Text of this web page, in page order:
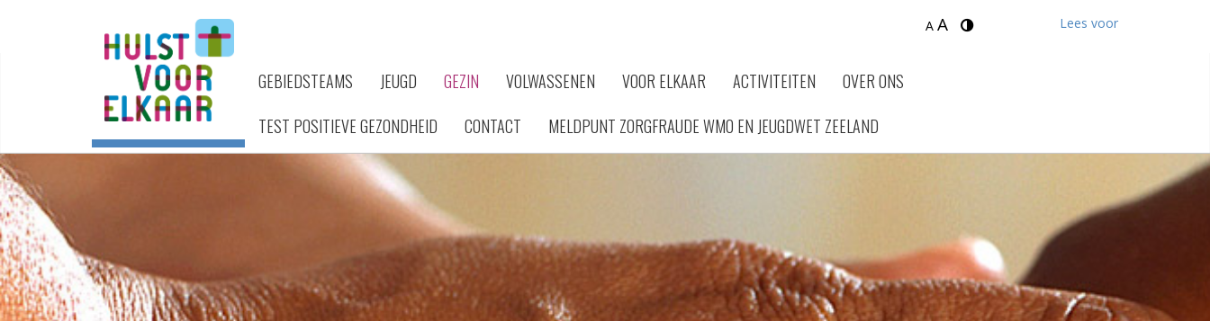
A A Lees voor
GEBIEDSTEAMS JEUGD GEZIN VOLWASSENEN VOOR ELKAAR ACTIVITEITEN
OVER ONS
TEST POSITIEVE GEZONDHEID
CONTACT MELDPUNT ZORGFRAUDE WMO EN JEUGDWET ZEELAND